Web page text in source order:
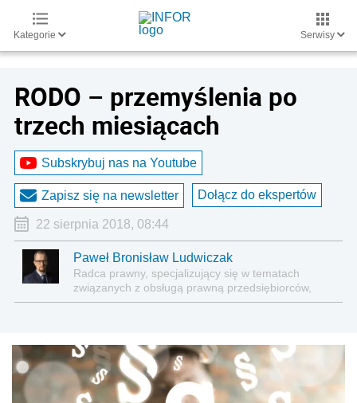
Kategorie Serwisy
RODO – przemyślenia po
trzech miesiącach
Subskrybuj nas na Youtube
Zapisz się na newsletter Dołącz do ekspertów
22 sierpnia 2018, 08:44
Paweł Bronisław Ludwiczak
Radca prawny, specjalizujący się w tematach
związanych z obsługą prawną przedsiębiorców,
prawem korporacyjnym, zamówieniami in house,